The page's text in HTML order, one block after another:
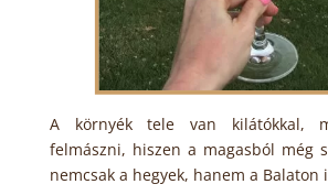
A környék tele van kilátókkal,
felmászni, hiszen a magasból még
nemcsak a hegyek, hanem a Balaton